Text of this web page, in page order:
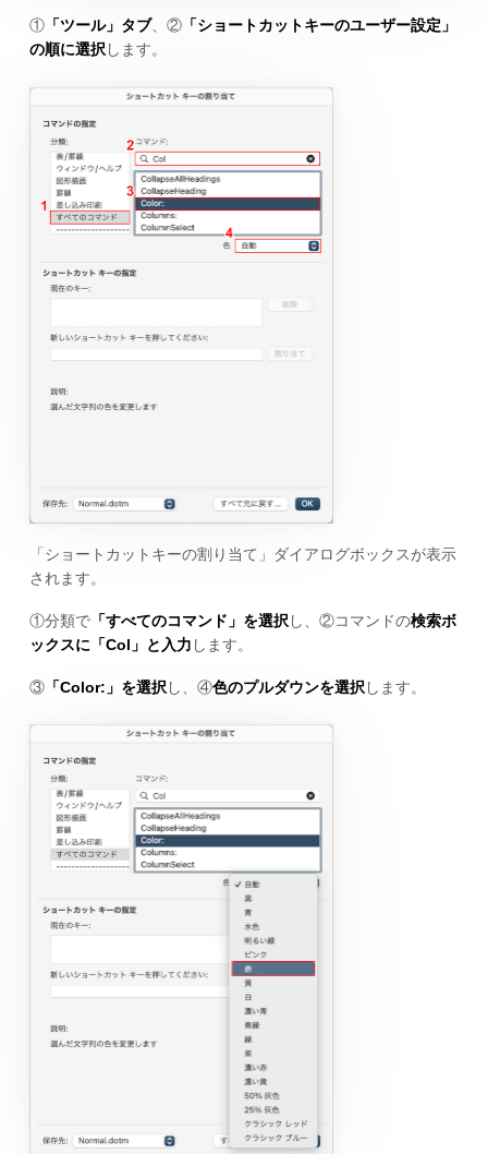
①「ツール」タブ、②「ショートカットキーのユーザー設定」
の順に選択します。
「ショートカットキーの割り当て」ダイアログボックスが表示
されます。
①分類で「すべてのコマンド」を選択 し、②コマンドの検索ボ
ックスに「Col」と入力 します。
③「Color:」を選択 し、④色のプルダウンを選択 します。